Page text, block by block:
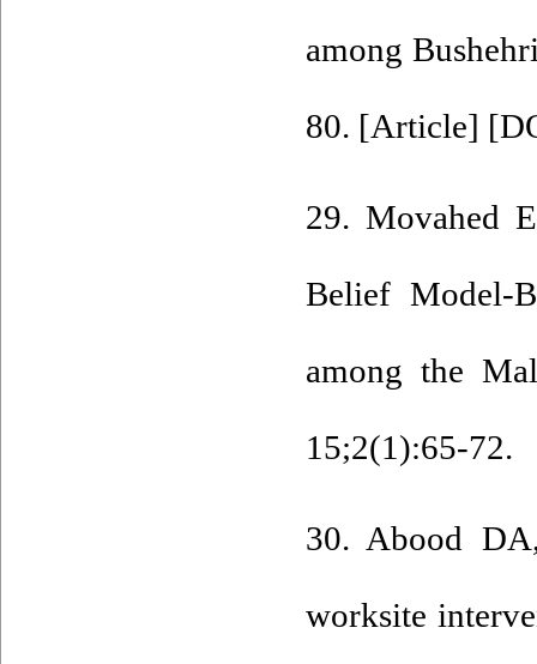
among
80. [Article] [
29. Movahed
Belief Model-
among the
15;2(1):65-72.
30. Abood
worksite